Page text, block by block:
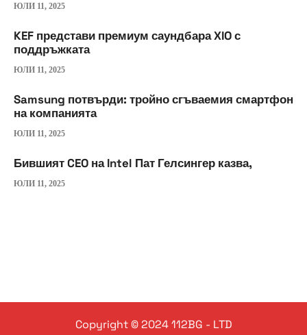
ЮЛИ 11, 2025
KEF представи премиум саундбара XIO с
поддръжката
ЮЛИ 11, 2025
Samsung потвърди: тройно сгъваемия смартфон
на компанията
ЮЛИ 11, 2025
Бившият CEO на Intel Пат Гелсингер казва,
ЮЛИ 11, 2025
Copyright © 2024 112BG - LTD